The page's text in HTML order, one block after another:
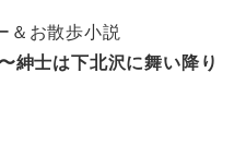
＆お散歩小説
紳士は下北沢に舞い降り